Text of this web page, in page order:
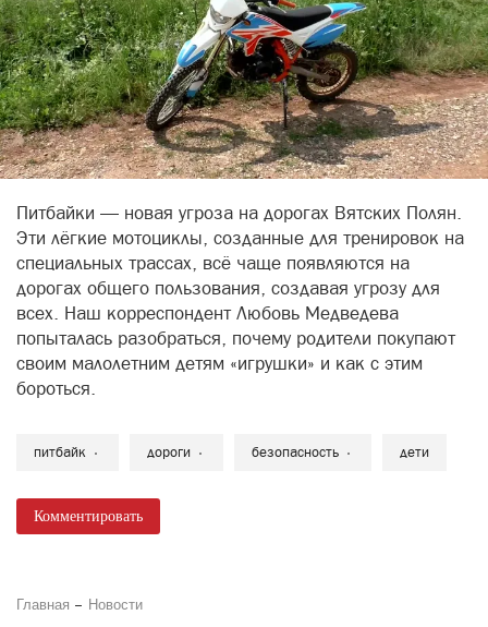
Питбайки — новая угроза на дорогах Вятских Полян.
Эти лёгкие мотоциклы, созданные для тренировок на
специальных трассах, всё чаще появляются на
дорогах общего пользования, создавая угрозу для
всех. Наш корреспондент Любовь Медведева
попыталась разобраться, почему родители покупают
своим малолетним детям «игрушки» и как с этим
бороться.
питбайк дороги безопасность дети
Комментировать
Главная Новости